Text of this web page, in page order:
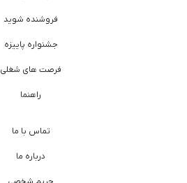
فروشنده شوید
جشنواره پاییزه
فرصت های شغلی
راهنما
تماس با ما
درباره ما